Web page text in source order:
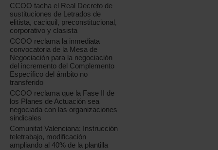
CCOO tacha el Real Decreto de
sustituciones de Letrados de
elitista, caciquil, preconstitucional,
corporativo y clasista
CCOO reclama la inmediata
convocatoria de la Mesa de
Negociación para la negociación
del incremento del Complemento
Específico del ámbito no
transferido
CCOO reclama que la Fase II de
los Planes de Actuación sea
negociada con las organizaciones
sindicales
Comunitat Valenciana: Instrucción
teletrabajo, modificación
ampliando al 40% de la plantilla